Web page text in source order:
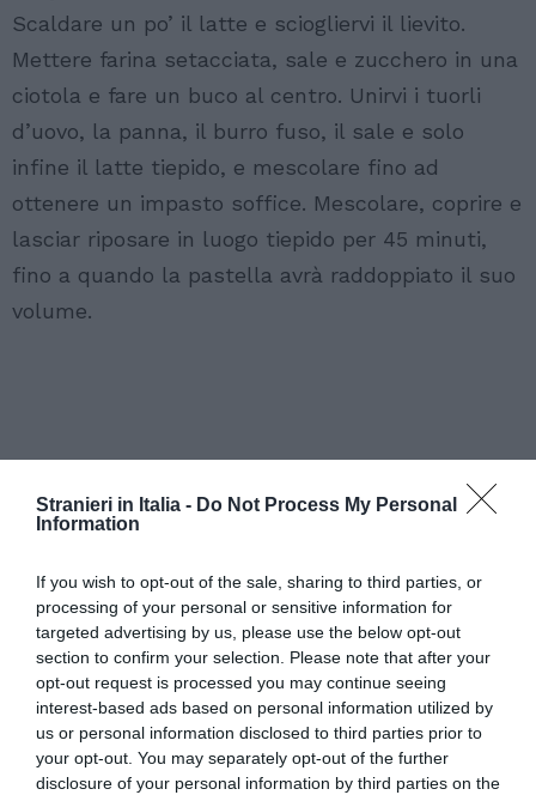
Stranieri in Italia - Do Not Process My Personal
Information
If you wish to opt-out of the sale, sharing to third parties, or
processing of your personal or sensitive information for
targeted advertising by us, please use the below opt-out
section to confirm your selection. Please note that after your
opt-out request is processed you may continue seeing
interest-based ads based on personal information utilized by
us or personal information disclosed to third parties prior to
your opt-out. You may separately opt-out of the further
disclosure of your personal information by third parties on the
Scaldare un po’ il latte e sciogliervi il lievito.
Mettere farina setacciata, sale e zucchero in una
ciotola e fare un buco al centro. Unirvi i tuorli
d’uovo, la panna, il burro fuso, il sale e solo
infine il latte tiepido, e mescolare fino ad
ottenere un impasto soffice. Mescolare, coprire e
lasciar riposare in luogo tiepido per 45 minuti,
fino a quando la pastella avrà raddoppiato il suo
volume.